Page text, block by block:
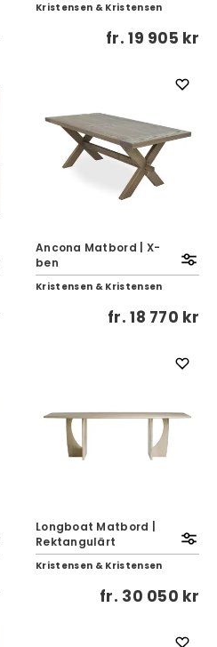
Kristensen & Kristensen
fr.19 905 kr
Ancona Matbord | X-
ben
Kristensen & Kristensen
fr.18 770 kr
Longboat Matbord |
Rektangulärt
Kristensen & Kristensen
fr. 30 050 kr